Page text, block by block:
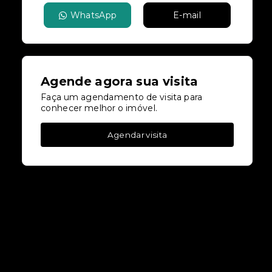
WhatsApp E-mail
Agende agora sua visita
Faça um agendamento de visita para
conhecer melhor o imóvel.
Agendar visita